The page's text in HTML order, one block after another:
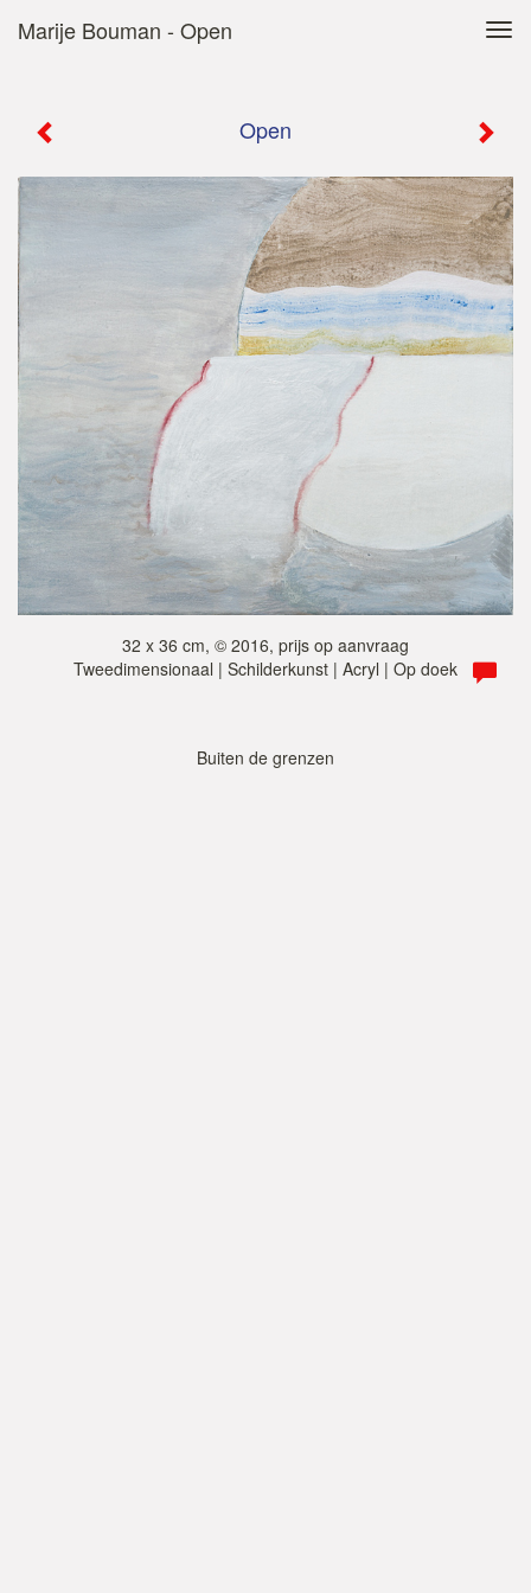
Marije Bouman - Open
Open
32 x 36 cm, © 2016, prijs op aanvraag
Tweedimensionaal | Schilderkunst | Acryl | Op doek
Buiten de grenzen